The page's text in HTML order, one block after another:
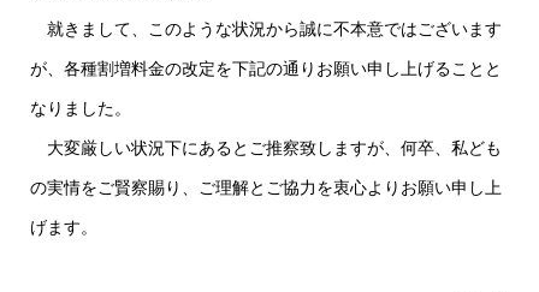
就きまして、このような状況から誠に不本意ではございます
が、各種割増料金の改定を下記の通りお願い申し上げることと
なりました。
大変厳しい状況下にあるとご推察致しますが、何卒、私ども
の実情をご賢察賜り、ご理解とご協力を衷心よりお願い申し上
げます。